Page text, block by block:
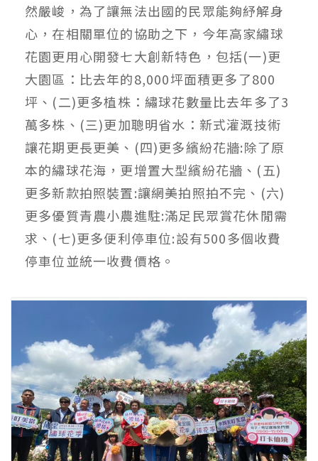
然嚴峻，為了讓無法出國的民眾能夠紓解身
心，在相關單位的協助之下，今年高家繡球
花園更用心開發七大創新特色，包括(一)更
大園區：比去年的8,000坪面積更多了800
坪、(二)更多植株：繡球花數量比去年多了3
萬多株、(三)更加聰明省水：新式灌溉技術
讓花期更長更美、(四)更多繽紛花牆:除了原
本的繡球花海，更增置大型繽紛花牆、(五)
更多新款拍照裝置:讓網美拍照拍不完、(六)
更多優質青農小農進駐:滿足民眾賞花休閒需
求、(七)更多便利停車位:設有500多個收費
停車位並統一收費價格。